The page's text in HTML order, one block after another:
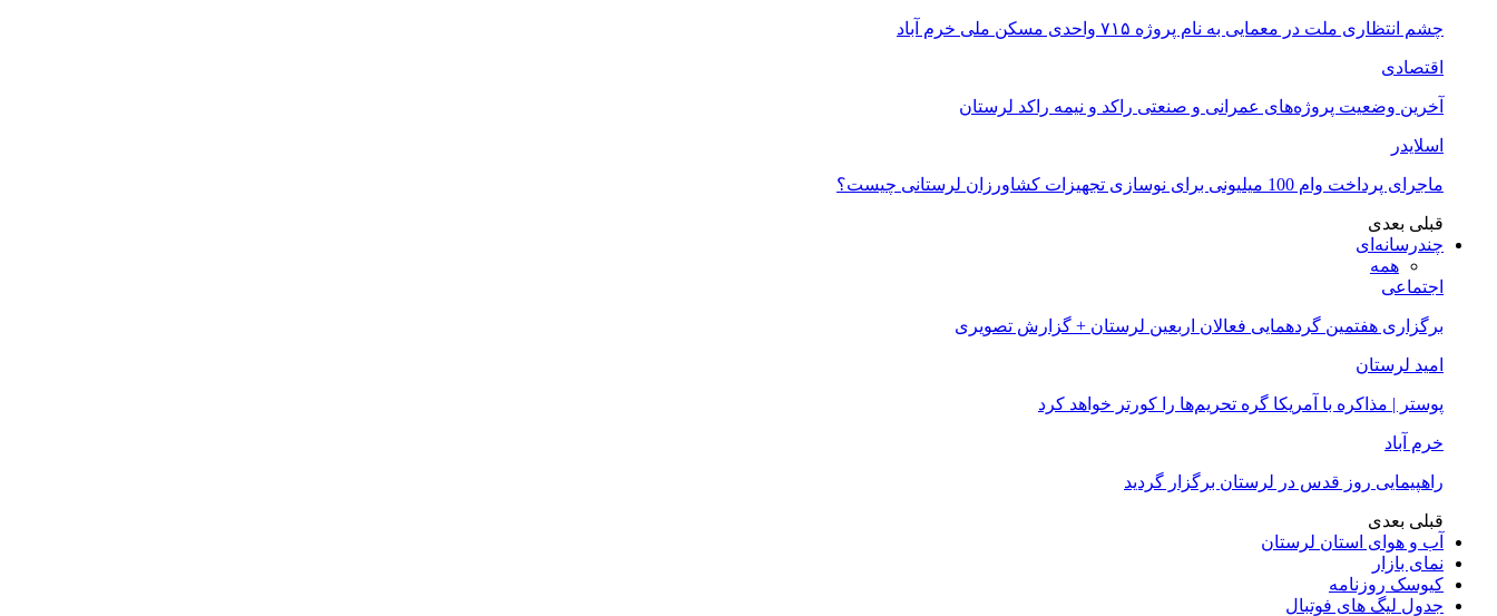
چشم انتظاری ملت در معمایی به نام پروژه ۷۱۵ واحدی مسکن ملی خرم آباد
اقتصادی
آخرین وضعیت پروژه‌های عمرانی و صنعتی راکد و نیمه راکد لرستان
اسلایدر
ماجرای پرداخت وام 100 میلیونی برای نوسازی تجهیزات کشاورزان لرستانی چیست؟
قبلی بعدی
چندرسانه‌ای
همه
اجتماعی
برگزاری هفتمین گردهمایی فعالان اربعین لرستان + گزارش تصویری
امید لرستان
پوستر | مذاکره با آمریکا گره تحریم‌ها را کورتر خواهد کرد
خرم آباد
راهپیمایی روز قدس در لرستان برگزار گردید
قبلی بعدی
آب و هوای استان لرستان
نمای بازار
کیوسک روزنامه
جدول لیگ های فوتبال